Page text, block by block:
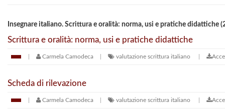
Insegnare italiano. Scrittura e oralità: norma, usi e pratiche didattiche
Scrittura e oralità: norma, usi e pratiche didattiche
Carmela Camodeca valutazione scrittura italiano
Scheda di rilevazione
Carmela Camodeca valutazione scrittura italiano